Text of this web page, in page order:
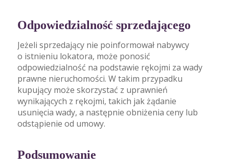
Odpowiedzialność sprzedającego
Jeżeli sprzedający nie poinformował nabywcy
o istnieniu lokatora, może ponosić
odpowiedzialność na podstawie rękojmi za wady
prawne nieruchomości. W takim przypadku
kupujący może skorzystać z uprawnień
wynikających z rękojmi, takich jak żądanie
usunięcia wady, a następnie obniżenia ceny lub
odstąpienie od umowy.
Podsumowanie